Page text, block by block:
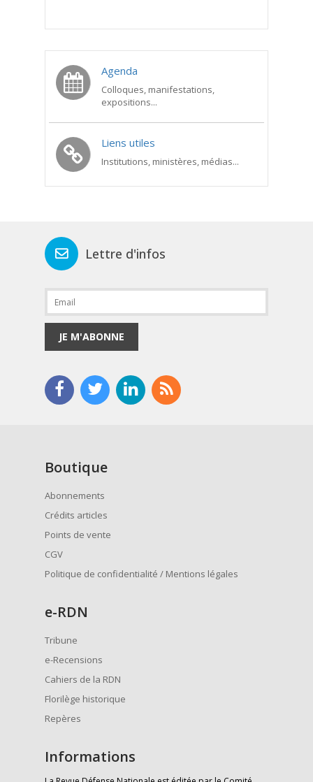
Agenda
Colloques, manifestations,
expositions...
Liens utiles
Institutions, ministères, médias...
Lettre d'infos
JE M'ABONNE
Boutique
Abonnements
Crédits articles
Points de vente
CGV
Politique de confidentialité / Mentions légales
e-RDN
Tribune
e-Recensions
Cahiers de la RDN
Florilège historique
Repères
Informations